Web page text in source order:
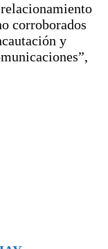
corroborados
y